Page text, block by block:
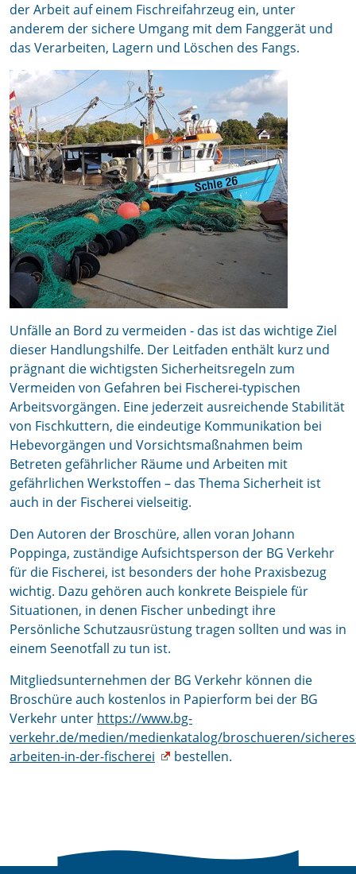
der Arbeit auf einem Fischreifahrzeug ein, unter
anderem der sichere Umgang mit dem Fanggerät und
das Verarbeiten, Lagern und Löschen des Fangs.
Unfälle an Bord zu vermeiden - das ist das wichtige Ziel
dieser Handlungshilfe. Der Leitfaden enthält kurz und
prägnant die wichtigsten Sicherheitsregeln zum
Vermeiden von Gefahren bei Fischerei-typischen
Arbeitsvorgängen. Eine jederzeit ausreichende Stabilität
von Fischkuttern, die eindeutige Kommunikation bei
Hebevorgängen und Vorsichtsmaßnahmen beim
Betreten gefährlicher Räume und Arbeiten mit
gefährlichen Werkstoffen – das Thema Sicherheit ist
auch in der Fischerei vielseitig.
Den Autoren der Broschüre, allen voran Johann
Poppinga, zuständige Aufsichtsperson der BG Verkehr
für die Fischerei, ist besonders der hohe Praxisbezug
wichtig. Dazu gehören auch konkrete Beispiele für
Situationen, in denen Fischer unbedingt ihre
Persönliche Schutzausrüstung tragen sollten und was in
einem Seenotfall zu tun ist.
Mitgliedsunternehmen der BG Verkehr können die
Broschüre auch kostenlos in Papierform bei der BG
Verkehr unter https://www.bg-
verkehr.de/medien/medienkatalog/broschueren/
arbeiten-in-der-fischerei
bestellen.